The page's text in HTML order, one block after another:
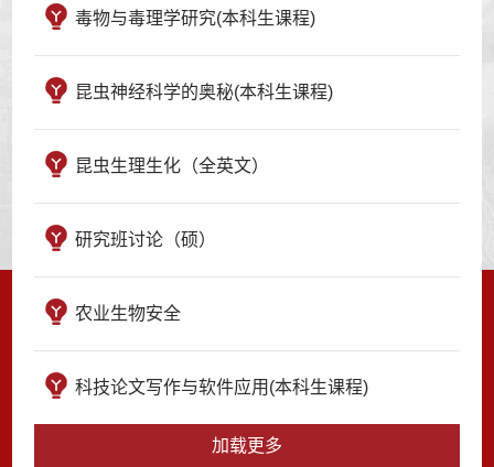
毒物与毒理学研究(本科生课程)
昆虫神经科学的奥秘(本科生课程)
昆虫生理生化（全英文）
研究班讨论（硕）
农业生物安全
科技论文写作与软件应用(本科生课程)
加载更多